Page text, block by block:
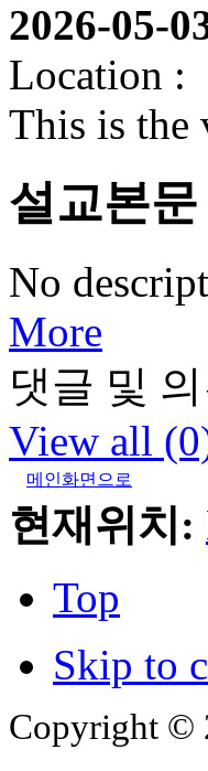
2026-05-
Location :
This is the
설교본문
No
More
댓글 및 의
View all
메인화면으로
현재위치:
Top
Skip to
Copyright ©